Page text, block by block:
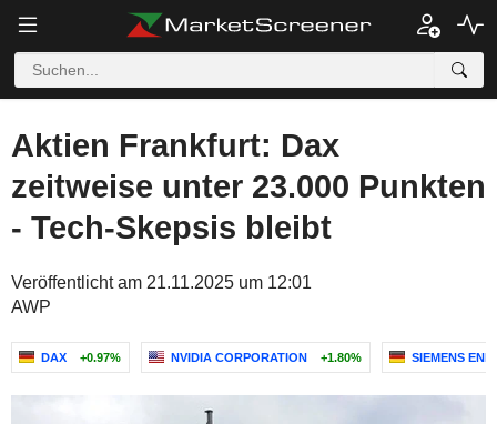
Aktien Frankfurt: Dax
zeitweise unter 23.000 Punkten
- Tech-Skepsis bleibt
Veröffentlicht am 21.11.2025 um 12:01
AWP
DAX +0.97% NVIDIA CORPORATION +1.80% SIEMENS